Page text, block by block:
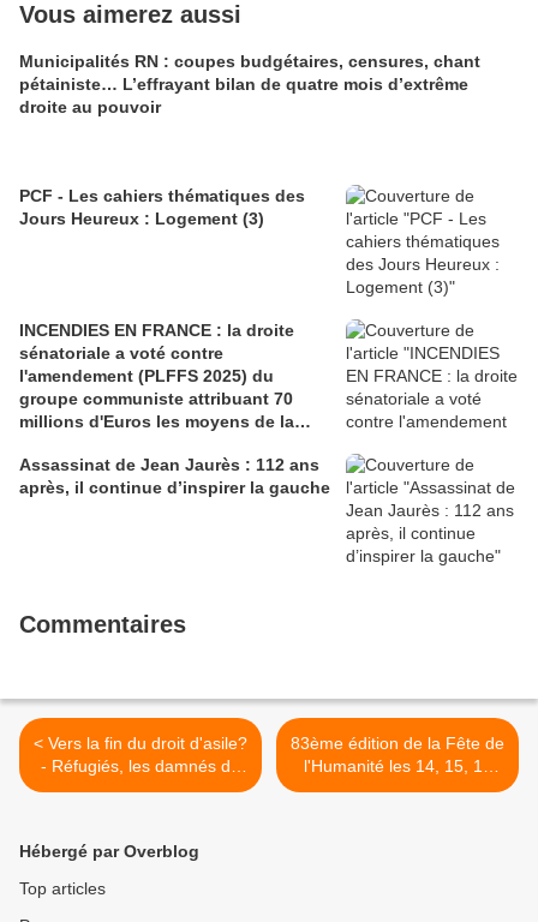
Vous aimerez aussi
Municipalités RN : coupes budgétaires, censures, chant
pétainiste… L’effrayant bilan de quatre mois d’extrême
droite au pouvoir
PCF - Les cahiers thématiques des
Jours Heureux : Logement (3)
INCENDIES EN FRANCE : la droite
sénatoriale a voté contre
l'amendement (PLFFS 2025) du
groupe communiste attribuant 70
millions d'Euros les moyens de la
Sénateur Communiste)
Assassinat de Jean Jaurès : 112 ans
après, il continue d’inspirer la gauche
Commentaires
< Vers la fin du droit d'asile?
- Réfugiés, les damnés de
l'Europe néocoloniale
83ème édition de la Fête de
l'Humanité les 14, 15, 16
septembre 2018 avec NTM
Hébergé par Overblog
Top articles